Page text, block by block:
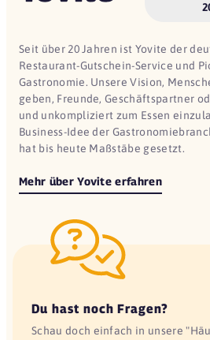
Seit über 20 Jahren ist Yovite der
Restaurant-Gutschein-Service und
Gastronomie. Unsere Vision,
geben, Freunde, Geschäftspartner
und unkompliziert zum Essen
Business-Idee der
hat bis heute Maßstäbe gesetzt.
Mehr über Yovite erfahren
Du hast noch Fragen?
Schau doch einfach in unsere